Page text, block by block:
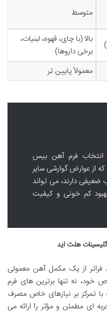
متوسط
بالا (با چای، قهوه، لبنیات،
برخی داروها)
معمولاً پایین تر
فرم آهن بیس
که از عوارض گوارشی سایر
دارند، می تواند
کم خونی و کیفیت
هلث اید
از یک مکمل آهن معمولی
نه تنها برترین های فرم
با تمرکز بر نیازهای خاص مصرف
ای مطمئن و مؤثر را ارائه می